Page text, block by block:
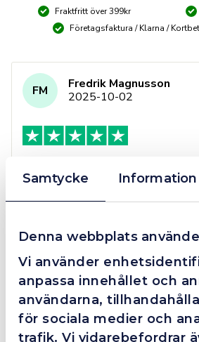
Samtycke Information
Denna webbplats
Vi använder
anpassa innehållet och
användarna,
för sociala medier och
trafik. Vi vidarebefordrar
batteri
mängd
Fraktfritt över 399kr
Företagsfaktura / Klarna /
4.4
FM
Fredrik Magnusson
2025-10-02
Dom här grabbarna är definitionen
Trots en billigare order, som det
förväntan. Hade kontakt med
en extra guldstjärna.